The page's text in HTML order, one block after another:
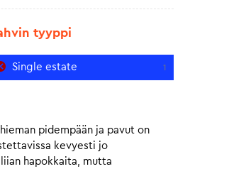
tyyppi
Single estate 1
pidempään ja pavut on
kevyesti jo
hapokkaita, mutta